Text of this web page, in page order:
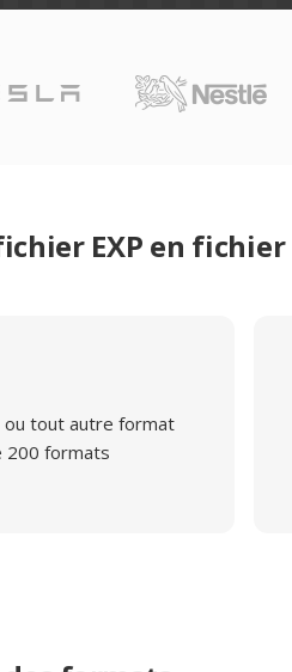
EXP en fichier
ou tout autre format
200 formats